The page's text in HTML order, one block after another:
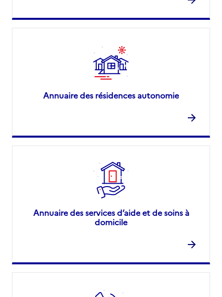
Annuaire des résidences autonomie
Annuaire des services d’aide et de soins à
domicile